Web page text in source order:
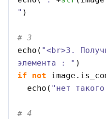
" )
# 3
echo ( "<br>3.
элемента : " )
if
not image.
  echo
( "нет
# 4